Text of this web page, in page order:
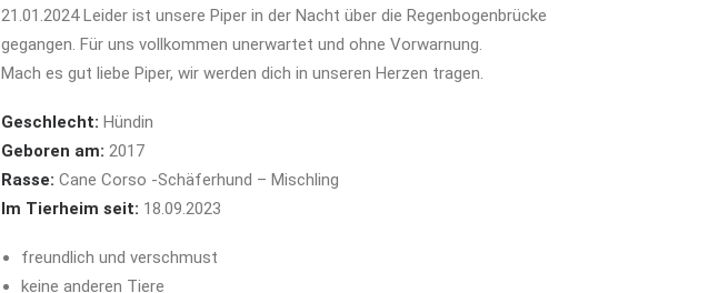
21.01.2024 Leider ist unsere Piper in der Nacht über die Regenbogenbrücke
gegangen. Für uns vollkommen unerwartet und ohne Vorwarnung.
Mach es gut liebe Piper, wir werden dich in unseren Herzen tragen.
Geschlecht: Hündin
Geboren am: 2017
Rasse: Cane Corso -Schäferhund – Mischling
Im Tierheim seit: 18.09.2023
freundlich und verschmust
keine anderen Tiere